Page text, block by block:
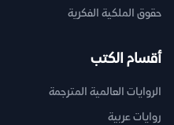
حقوق الملكية الفكرية
أقسام الكتب
الروايات العالمية المترجمة
روايات عربية